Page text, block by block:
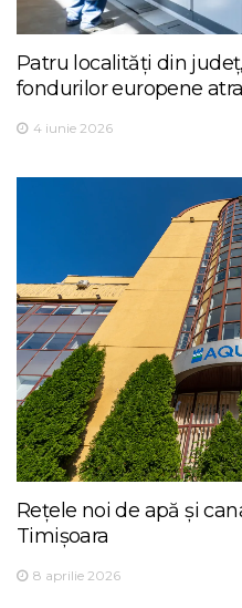
Patru localități din
fondurilor europene
4 iunie 2026
Rețele noi de apă și
Timișoara
8 aprilie 2026